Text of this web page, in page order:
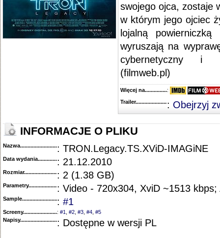
swojego ojca, zostaje
w którym jego ojciec
lojalną
wyruszają na
cybernetyczny i
(filmweb.pl)
Więcej na........................................
:
Trailer...........................................
: Obejrzyj
INFORMACJE O PLIKU
Nazwa.............................................: TRON.Legacy.TS.XViD-IMAGiNE
Data wydania......................................
: 21.12.2010
Rozmiar...........................................
: 2 (1.38 GB)
Parametry.........................................: Video - 720x304, XviD ~1513
Sample............................................
: #1
Screeny...........................................
: #1 #2 #3 #4 #5
Napisy............................................: Dostępne w wersji PL